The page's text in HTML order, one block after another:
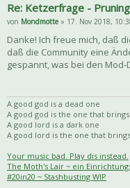
Re: Ketzerfrage -
von Mondmotte » 17. Nov 2018,
Danke! Ich freue mich, daß
daß die Community eine
gespannt, was bei den
A good god is a dead one
A good god is the one that
A good lord is a dark one
A good lord is the one that
Your music bad. Play dis instead.
The Moth's Lair ~ ein
#20in20 ~ Stashbusting WIP